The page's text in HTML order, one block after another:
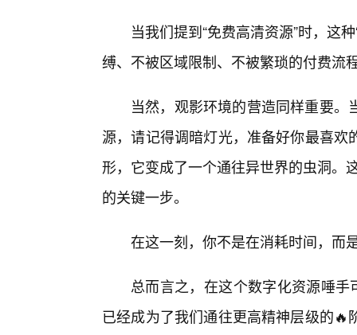
当我们提到“免费高清资源”时，这
缚、不被区域限制、不被繁琐的付费流
当然，观影环境的营造同样重要
源，请记得调暗灯光，准备好你最喜
形，它变成了一个通往异世界的虫洞。
的关键一步。
在这一刻，你不是在消耗时间，而
总而言之，在这个数字化资源唾手
已经成为了我们通往更高精神层级的